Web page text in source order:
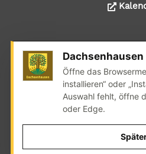
© 2024 Alle Rechte liegen
Dachsenhausen
Realisation:
Dachsenhausen
Öffne das
installieren“ oder
Auswahl fehlt, öffne
oder Edge.